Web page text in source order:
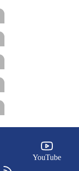
YouTube